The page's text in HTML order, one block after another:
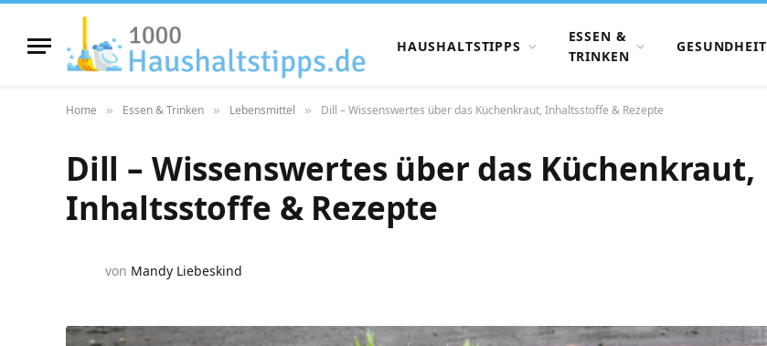
HAUSHALTSTIPPS
ESSEN &
TRINKEN
GESUNDHEIT
Home » Essen & Trinken » Lebensmittel » Dill – Wissenswertes über das Küchenkraut, Inhaltsstoffe & Rezepte
Dill – Wissenswertes über das Küchenkraut,
Inhaltsstoffe & Rezepte
von Mandy Liebeskind